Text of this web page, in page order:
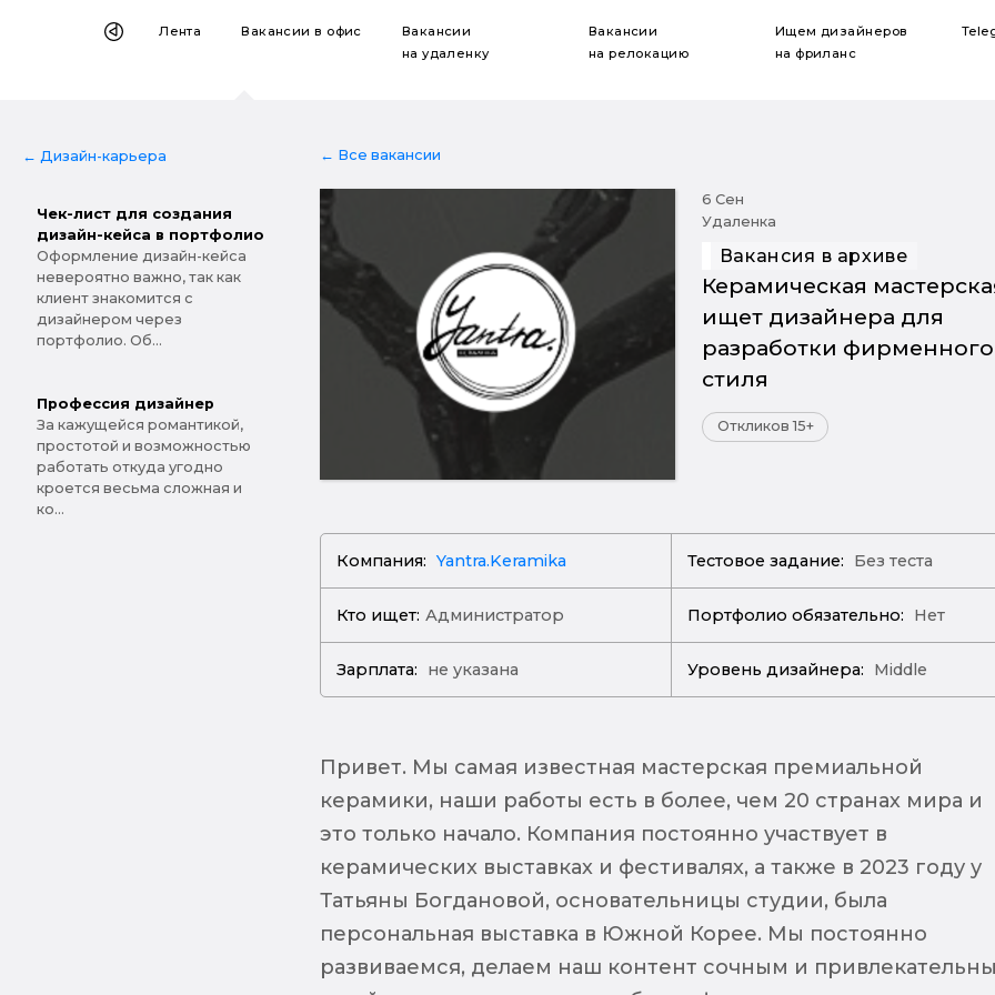
Лента Вакансиив офис
Вакансии
на удаленку
Вакансии
на релокацию
Ищем дизайнеров
на фриланс
← Дизайн-карьера
Чек-лист для создания
дизайн-кейса в портфолио
Оформление дизайн-кейса
невероятно важно, так как
клиент знакомится с
дизайнером через
портфолио. Об...
Профессия дизайнер
За кажущейся романтикой,
простотой и возможностью
работать откуда угодно
кроется весьма сложная и
ко...
← Все вакансии
6 Сен
Удаленка
Вакансия в архиве
Керамическая
ищет дизайнера для
разработки фирменного
стиля
Откликов 15+
Компания: Yantra.Keramika Тестовое задание: Без теста
Кто ищет: Администратор Портфолио обязательно: Нет
Зарплата: не указана Уровень дизайнера: Middle
Привет. Мы самая известная мастерская премиальной
керамики, наши работы есть в более, чем 20 странах мира и
это только начало. Компания постоянно участвует в
керамических выставках и фестивалях, а также в 2023 году у
Татьяны Богдановой, основательницы студии, была
персональная выставка в Южной Корее. Мы постоянно
развиваемся, делаем наш контент сочным и